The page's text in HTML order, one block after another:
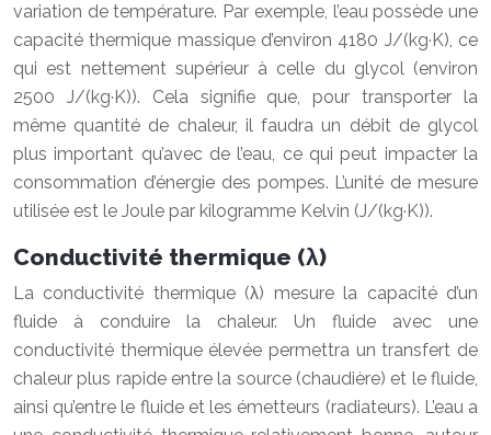
variation de température. Par exemple, l’eau possède une
capacité thermique massique d’environ 4180 J/(kg·K), ce
qui est nettement supérieur à celle du glycol (environ
2500 J/(kg·K)). Cela signifie que, pour transporter la
même quantité de chaleur, il faudra un débit de glycol
plus important qu’avec de l’eau, ce qui peut impacter la
consommation d’énergie des pompes. L’unité de mesure
utilisée est le Joule par kilogramme Kelvin (J/(kg·K)).
Conductivité thermique (λ)
La conductivité thermique (λ) mesure la capacité d’un
fluide à conduire la chaleur. Un fluide avec une
conductivité thermique élevée permettra un transfert de
chaleur plus rapide entre la source (chaudière) et le fluide,
ainsi qu’entre le fluide et les émetteurs (radiateurs). L’eau a